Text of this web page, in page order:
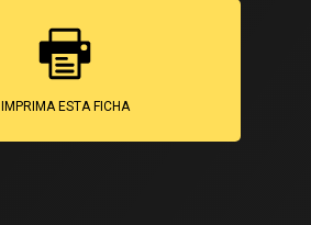
IMPRIMA ESTA FICHA